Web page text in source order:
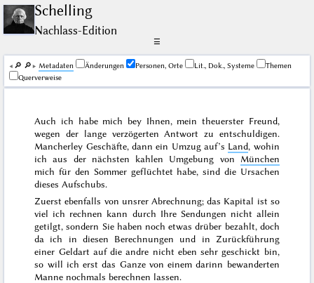
Schelling
Nachlass-Edition
☰
🔎︎ 🔎︎ Me­ta­da­ten Änderungen Personen, Orte Lit., Dok., Systeme
Themen
Querverweise
Auch ich habe mich bey Ihnen, mein theuerster Freund,
wegen der lange verzögerten Antwort zu entschuldigen.
Mancherley Geschäfte, dann ein Umzug auf’s Land, wohin
ich aus der nächsten kahlen Umgebung von München
mich für den Sommergeflüchtet habe, sind die Ursachen
dieses Aufschubs.
Zuerst ebenfalls von unsrer Abrechnung; das Kapital ist so
viel ich rechnen kann durch Ihre Sendungen nicht allein
getilgt, sondern Sie haben noch etwas drüber bezahlt, doch
da ich in diesen Berechnungen und in Zurückführung
einer Geldart auf die andre nicht eben sehr geschickt bin,
so will ich erst das Ganze von einem darinn bewanderten
Manne nochmals berechnen lassen.